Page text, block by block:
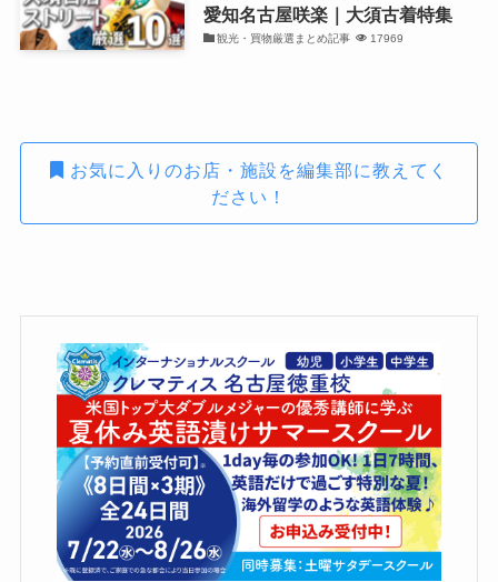
愛知名古屋咲楽｜大須古着特集
観光・買物厳選まとめ記事 17969
お気に入りのお店・施設を編集部に教えてく
ださい！